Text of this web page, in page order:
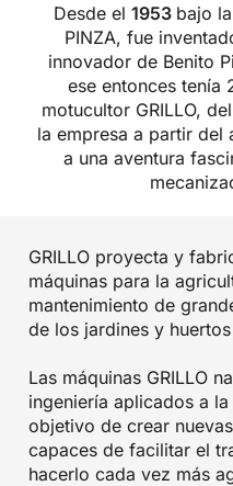
Desde el 1953 bajo
PINZA, fue
innovador de Benito
ese entonces tenía
motucultor GRILLO,
la empresa a partir
a una aventura
GRILLO proyecta y
máquinas para la
mantenimiento de
de los jardines y
Las máquinas GRILLO
ingeniería aplicados a
objetivo de crear
capaces de facilitar el
hacerlo cada vez más